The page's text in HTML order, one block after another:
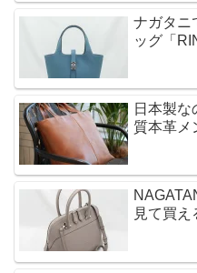
ナガタニ
ッグ「
日本製な
質本革メ
見て買え